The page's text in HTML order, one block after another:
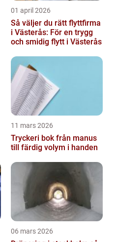
01 april 2026
Så väljer du rätt flyttfirma
i Västerås: För en trygg
och smidig flytt i Västerås
11 mars 2026
Tryckeri bok från manus
till färdig volym i handen
06 mars 2026